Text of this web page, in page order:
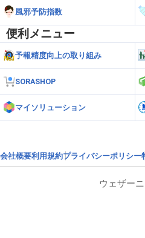
風邪予防指数
便利メニュー
予報精度向上の取り組み
SORASHOP
マイソリューション
会社概要利用規約プライバシーポリシー
ウェザー